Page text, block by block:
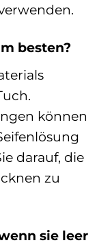
besten?
können
darauf, die
zu
sie leer